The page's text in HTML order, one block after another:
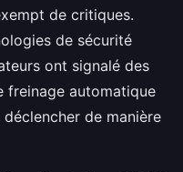
de critiques.
de sécurité
ont signalé des
freinage automatique
de manière